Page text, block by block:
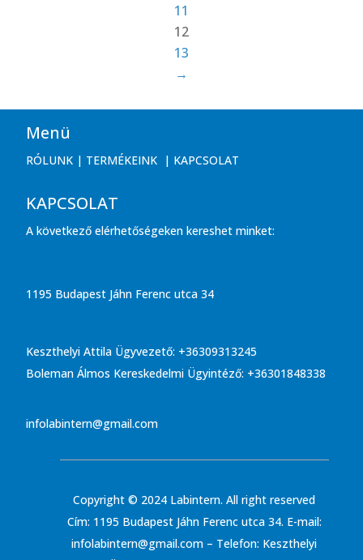
11
12
13
→
Menü
RÓLUNK | TERMÉKEINK | KAPCSOLAT
KAPCSOLAT
A következő elérhetőségeken kereshet minket:
1195 Budapest Jáhn Ferenc utca 34
Keszthelyi Attila Ügyvezető: +36309313245
Boleman Álmos Kereskedelmi Ügyintéző: +36301848338
infolabintern@gmail.com
Copyright © 2024 Labintern. All right reserved
Cím: 1195 Budapest Jáhn Ferenc utca 34. E-mail:
infolabintern@gmail.com – Telefon: Keszthelyi